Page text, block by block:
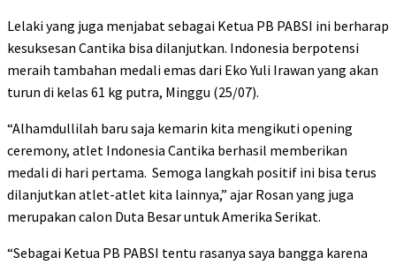
Lelaki yang juga menjabat sebagai Ketua PB PABSI ini berharap
kesuksesan Cantika bisa dilanjutkan. Indonesia berpotensi
meraih tambahan medali emas dari Eko Yuli Irawan yang akan
turun di kelas 61 kg putra, Minggu (25/07).
“Alhamdullilah baru saja kemarin kita mengikuti opening
ceremony, atlet Indonesia Cantika berhasil memberikan
medali di hari pertama. Semoga langkah positif ini bisa terus
dilanjutkan atlet-atlet kita lainnya,” ajar Rosan yang juga
merupakan calon Duta Besar untuk Amerika Serikat.
“Sebagai Ketua PB PABSI tentu rasanya saya bangga karena